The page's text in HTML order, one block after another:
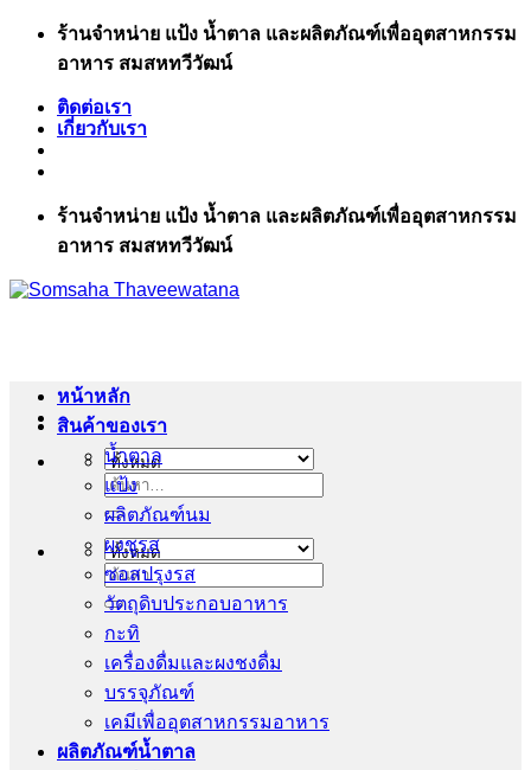
ข้าม
เนื้อหา
ร้านจำหน่าย แป้ง น้ำตาล และผลิตภัณฑ์เพื่ออุตสาหกรรม
อาหาร สมสหทวีวัฒน์
ติดต่อเรา
เกี่ยวกับเรา
ร้านจำหน่าย แป้ง น้ำตาล และผลิตภัณฑ์เพื่ออุตสาหกรรม
อาหาร สมสหทวีวัฒน์
ค้นหา:
ค้นหา:
หน้าหลัก
สินค้าของเรา
น้ำตาล
แป้ง
ผลิตภัณฑ์นม
ผงชูรส
ซอสปรุงรส
วัตถุดิบประกอบอาหาร
กะทิ
เครื่องดื่มและผงชงดื่ม
บรรจุภัณฑ์
เคมีเพื่ออุตสาหกรรมอาหาร
ผลิตภัณฑ์น้ำตาล